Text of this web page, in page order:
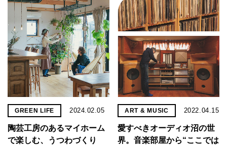
GREEN LIFE 2024.02.05
陶芸工房のあるマイホーム
で楽しむ、うつわづくり
ART & MUSIC 2022.04.15
愛すべきオーディオ沼の世
界。音楽部屋から“ここでは